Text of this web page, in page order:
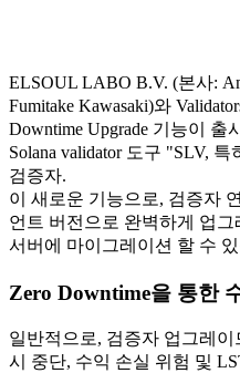
ELSOUL LABO B.V. (본사:
Fumitake Kawasaki)와
Downtime Upgrade 기능이
Solana validator 도구 "SLV,
검증자.
이 새로운 기능으로, 검증자
언트 버전으로 완벽하게 업
서버에 마이그레이션 할 수
Zero Downtime을 통한
일반적으로, 검증자 업그레
시 중단, 수익 손실 위험 및